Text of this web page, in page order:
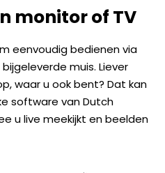
monitor of TV
eenvoudig bedienen via
muis. Liever
waar u ook bent? Dat kan
software van Dutch
u live meekijkt en beelden